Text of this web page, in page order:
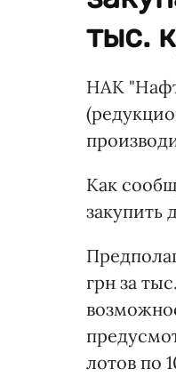
тыс.
НАК
Как
закупить
грн за
лотов по